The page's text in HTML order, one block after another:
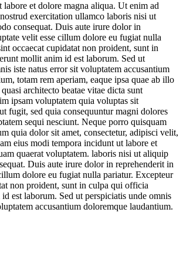
et dolore magna aliqua. Ut enim ad
exercitation ullamco laboris nisi ut
consequat. Duis aute irure dolor in
velit esse cillum dolore eu fugiat nulla
occaecat cupidatat non proident, sunt in
mollit anim id est laborum. Sed ut
iste natus error sit voluptatem accusantium
totam rem aperiam, eaque ipsa quae ab illo
architecto beatae vitae dicta sunt
ipsam voluptatem quia voluptas sit
fugit, sed quia consequuntur magni dolores
sequi nesciunt. Neque porro quisquam
quia dolor sit amet, consectetur, adipisci velit,
eius modi tempora incidunt ut labore et
quaerat voluptatem. laboris nisi ut aliquip
Duis aute irure dolor in reprehenderit in
dolore eu fugiat nulla pariatur. Excepteur
non proident, sunt in culpa qui officia
est laborum. Sed ut perspiciatis unde omnis
accusantium doloremque laudantium.